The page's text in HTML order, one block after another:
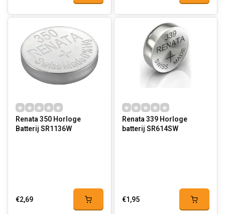
Renata 350 Horloge
Batterij SR1136W
€2,69
Renata 339 Horloge
batterij SR614SW
€1,95